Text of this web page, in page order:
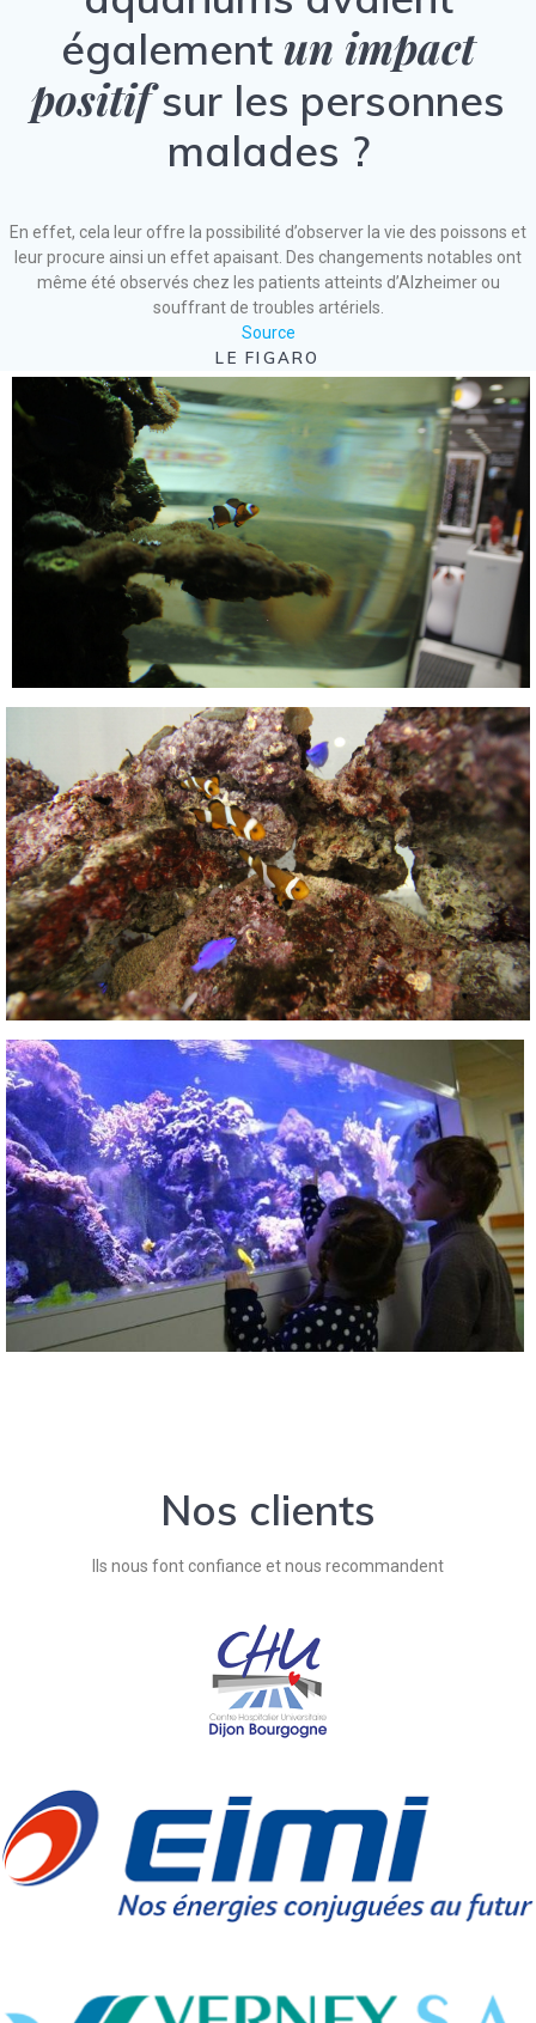
également un impact
positifsur les personnes
malades ?
En effet, cela leur offre la possibilité d’observer la vie des poissons et
leur procure ainsi un effet apaisant. Des changements notables ont
même été observés chez les patients atteints d’Alzheimer ou
souffrant de troubles artériels.
Source
LE FIGARO
Nos clients
Ils nous font confiance et nous recommandent